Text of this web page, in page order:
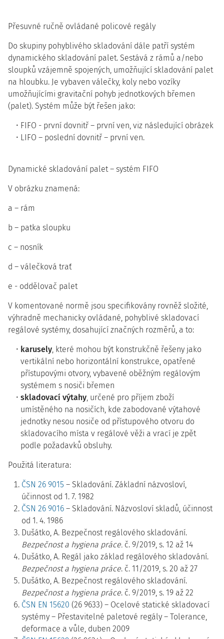
Přesuvné ručně ovládané policové regály
Do skupiny pohyblivého skladování dále patří systém
dynamického skladování palet. Sestává z rámů a/nebo
sloupků vzájemně spojených, umožňující skladování palet
na hloubku. Je vybaven válečky, koly nebo vozíky
umožňujícími gravitační pohyb jednotkových břemen
(palet). Systém může být řešen jako:
FIFO - první dovnitř – první ven, viz následující obrázek
LIFO – poslední dovnitř – první ven.
Dynamické skladování palet – systém FIFO
V obrázku znamená:
a – rám
b – patka sloupku
c – nosník
d – válečková trať
e - oddělovač palet
V komentované normě jsou specifikovány rovněž složité,
výhradně mechanicky ovládané, pohyblivé skladovací
regálové systémy, dosahující značných rozměrů, a to:
karusely, které mohou být konstrukčně řešeny jako
vertikální nebo horizontální konstrukce, opatřené
přístupovými otvory, vybavené oběžným regálovým
systémem s nosiči břemen
skladovací výtahy, určené pro příjem zboží
umístěného na nosičích, kde zabodované výtahové
jednotky nesou nosiče od přístupového otvoru do
skladovacího místa v regálové věži a vrací je zpět
podle požadavků obsluhy.
Použitá literatura:
ČSN 26 9015 – Skladování. Základní názvosloví,
účinnost od 1. 7. 1982
ČSN 26 9016 – Skladování. Názvosloví skladů, účinnost
od 1. 4. 1986
Dušátko, A. Bezpečnost regálového skladování.
Bezpečnost a hygiena práce. č. 9/2019, s. 12 až 14
Dušátko, A. Regál jako základ regálového skladování.
Bezpečnost a hygiena práce. č. 11/2019, s. 20 až 27
Dušátko, A. Bezpečnost regálového skladování.
Bezpečnost a hygiena práce. č. 9/2019, s. 19 až 22
ČSN EN 15620 (26 9633) – Ocelové statické skladovací
systémy – Přestavitelné paletové regály – Tolerance,
deformace a vůle, duben 2009